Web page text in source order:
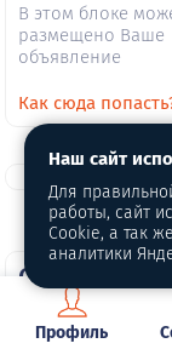
В этом блоке
размещено Ваше
объявление
Как сюда
О портале
О нас
Профиль
Наш сайт
Для
работы, сайт
Cookie, а так
аналитики